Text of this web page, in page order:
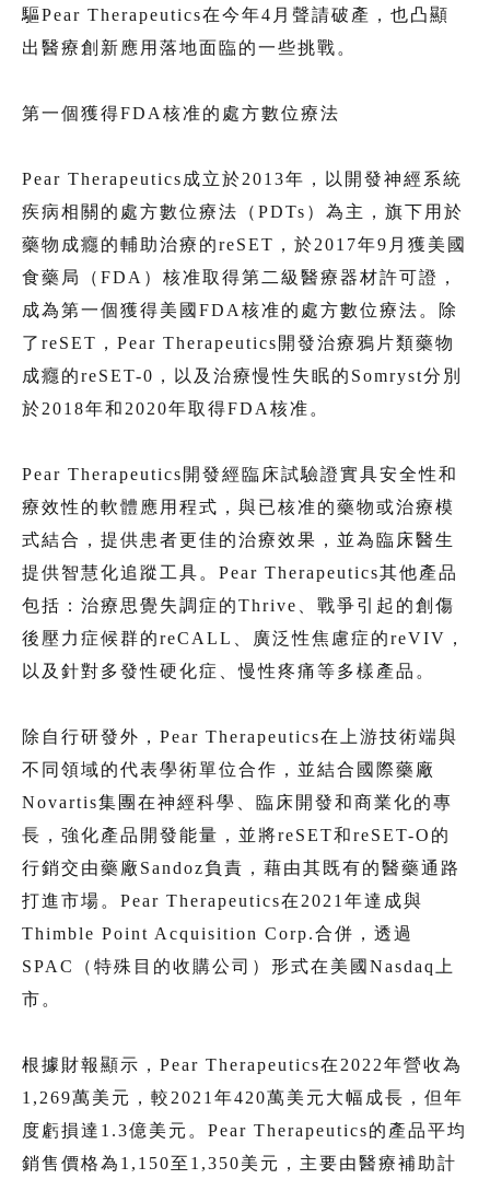
驅Pear Therapeutics在今年4月聲請破產，也凸顯
出醫療創新應用落地面臨的一些挑戰。
第一個獲得FDA核准的處方數位療法
Pear Therapeutics成立於2013年，以開發神經系統
疾病相關的處方數位療法（PDTs）為主，旗下用於
藥物成癮的輔助治療的reSET，於2017年9月獲美國
食藥局（FDA）核准取得第二級醫療器材許可證，
成為第一個獲得美國FDA核准的處方數位療法。除
了reSET，Pear Therapeutics開發治療鴉片類藥物
成癮的reSET-0，以及治療慢性失眠的Somryst分別
於2018年和2020年取得FDA核准。
Pear Therapeutics開發經臨床試驗證實具安全性和
療效性的軟體應用程式，與已核准的藥物或治療模
式結合，提供患者更佳的治療效果，並為臨床醫生
提供智慧化追蹤工具。Pear Therapeutics其他產品
包括：治療思覺失調症的Thrive、戰爭引起的創傷
後壓力症候群的reCALL、廣泛性焦慮症的reVIV，
以及針對多發性硬化症、慢性疼痛等多樣產品。
除自行研發外，Pear Therapeutics在上游技術端與
不同領域的代表學術單位合作，並結合國際藥廠
Novartis集團在神經科學、臨床開發和商業化的專
長，強化產品開發能量，並將reSET和reSET-O的
行銷交由藥廠Sandoz負責，藉由其既有的醫藥通路
打進市場。Pear Therapeutics在2021年達成與
Thimble Point Acquisition Corp.合併，透過
SPAC（特殊目的收購公司）形式在美國Nasdaq上
市。
根據財報顯示，Pear Therapeutics在2022年營收為
1,269萬美元，較2021年420萬美元大幅成長，但年
度虧損達1.3億美元。Pear Therapeutics的產品平均
銷售價格為1,150至1,350美元，主要由醫療補助計